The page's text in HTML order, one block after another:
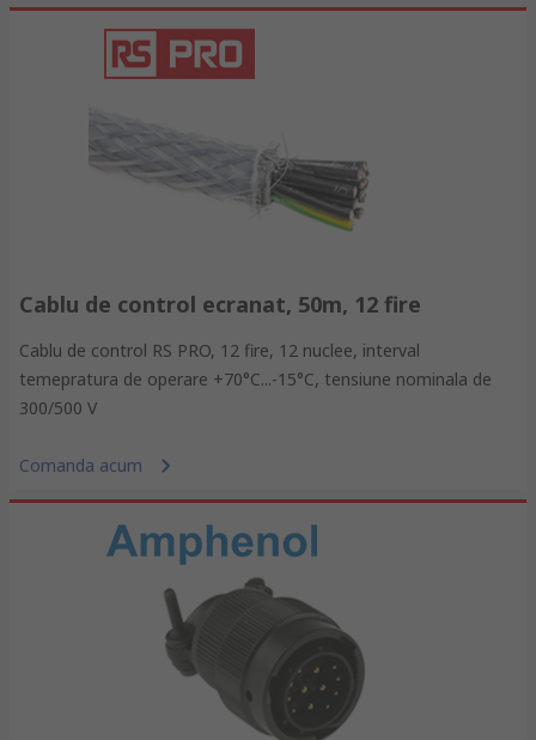
Cablu de control ecranat, 50m, 12 fire
Cablu de control RS PRO, 12 fire, 12 nuclee, interval
temepratura de operare +70°C...-15°C, tensiune nominala de
300/500 V
Comanda acum